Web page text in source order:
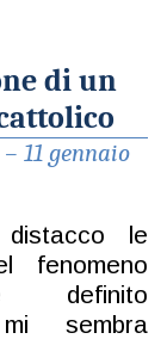
di un
11 gennaio
le
fenomeno
definito
sembra